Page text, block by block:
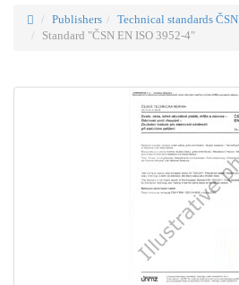
Publishers
Technical standards ČSN
Standard "ČSN EN ISO 3952-4"